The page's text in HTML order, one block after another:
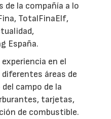
de la compañía a lo
TotalFinaElf,
España.
en el
áreas de
campo de la
tarjetas,
de combustible.